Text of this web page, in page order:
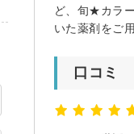
ど、旬★カラ
いた薬剤をご
口コミ